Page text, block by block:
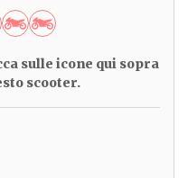
sulle icone qui sopra
scooter.